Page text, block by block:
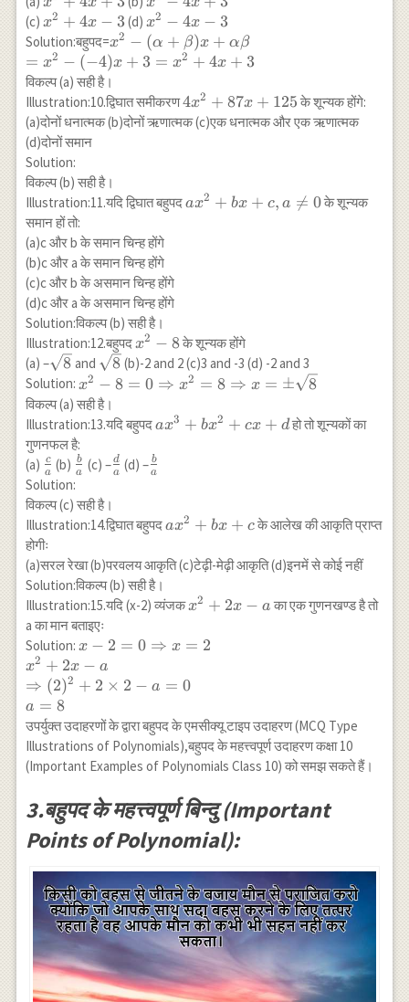
x+3
4
x+3
(c) x^2+4
x-3
x2 + 4x − 3 (d) x^2-
4 x-
3
x2 − 4x − 3
Solution:बहुपद=x^2-
(\alpha+\beta)
x +\alpha
\beta \\ =x^2-
(-4)
x2 − (α + β)x + αβ
= x2 − (−4)x + 3 = x2 + 4x + 3
विकल्प (a) सही है।
Illustration:10.द्विघात समीकरण4
x^2+87
4x2 + 87x + 125 के शून्यक होंगे:
(a)दोनों धनात्मक (b)दोनों ऋणात्मक (c)एक धनात्मक और एक ऋणात्मक
(d)दोनों समान
Solution:
विकल्प (b) सही है।
Illustration:11.यदि द्विघात बहुपदa
ax2 + bx + c, a 
= 0के शून्यक
समान हों तो:
(a)c और b के समान चिन्ह होंगे
(b)c और a के समान चिन्ह होंगे
(c)c और b के असमान चिन्ह होंगे
(d)c और a के असमान चिन्ह होंगे
Solution:विकल्प (b) सही है।
Illustration:12.बहुपदx^2-
8
x2 − 8के शून्यक होंगे
(a) –\sqrt{8}
8 and \sqrt{8}
8 (b)-2 and 2 (c)3 and -3 (d) -2 and 3
Solution: x^2-8=0
\Rightarrow
x^2=8
\Rightarrow
x= \pm
\sqrt{8}
x2 − 8 = 0 ⇒ x2 = 8 ⇒ x = ± 8
विकल्प (a) सही है।
Illustration:13.यदि बहुपदa
x^2+c
x+d
ax3 + bx2 + cx + dहो तो शून्यकों का
गुणनफल है:
(a) \frac{c}
{a}
a
c (b) \frac{b}
{a}
a
b (c) –\frac{d}
a
d (d) –\frac{b}
a
b
Solution:
विकल्प (c) सही है।
Illustration:14.द्विघात बहुपदa
x+c
ax2 + bx + cके आलेख की आकृति प्राप्त
होगीः
(a)सरल रेखा (b)परवलय आकृति (c)टेढ़ी-मेढ़ी आकृति (d)इनमें से कोई नहीं
Solution:विकल्प (b) सही है।
Illustration:15.यदि (x-2) व्यंजकx^2+2
x2 + 2x − a का एक गुणनखण्ड है तो
a का मान बताइएः
Solution: x-2=0
\Rightarrow
x=2 \\
\\
\Rightarrow
(2)^2+2
\times 2-
a=0 \\ a=8
x − 2 = 0 ⇒ x = 2
x2 + 2x − a
⇒ (2)2 + 2 × 2 − a = 0
a = 8
उपर्युक्त उदाहरणों के द्वारा बहुपद के एमसीक्यू टाइप उदाहरण (MCQ Type
Illustrations of Polynomials),बहुपद के महत्त्वपूर्ण उदाहरण कक्षा 10
(Important Examples of Polynomials Class 10) को समझ सकते हैं।
3.बहुपद के महत्त्वपूर्ण बिन्दु (Important
Points of Polynomial):